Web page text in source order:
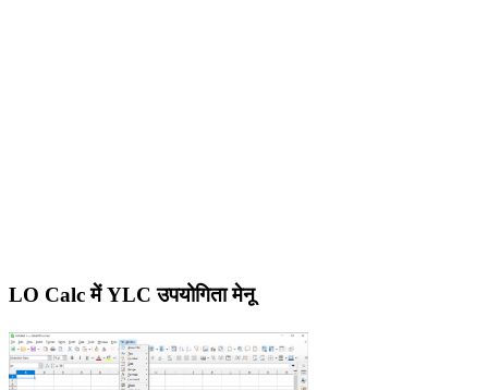
LO Calc में YLC उपयोगिता मेनू